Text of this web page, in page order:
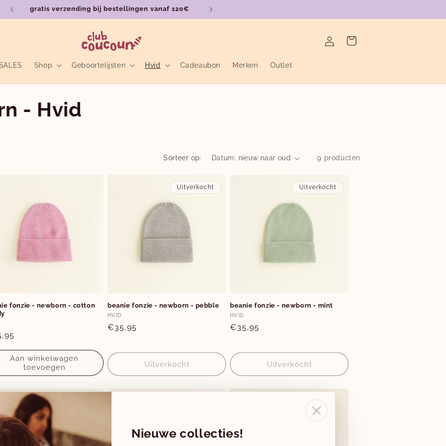
gratis verzending bij bestellingen vanaf 120€
Shop Geboortelijsten Hvid Cadeaubon Merken Outlet
Inloggen
Winkelwagen
- Hvid
Sorteer op: 9 producten
fonzie - newborn - cotton
Aan winkelwagen
toevoegen
Uitverkocht
beanie fonzie - newborn - pebble
Verkoper:
HVID
Normale
€35,95
Uitverkocht
Uitverkocht
beanie fonzie - newborn - mint
Verkoper:
HVID
Normale
€35,95
Uitverkocht
Nieuwe collecties!